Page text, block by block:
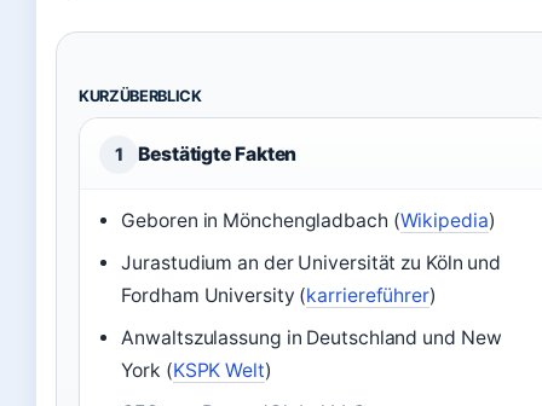
KURZÜBERBLICK
1 Bestätigte Fakten
Geboren in Mönchengladbach (Wikipedia)
Jurastudium an der Universität zu Köln und
Fordham University (karriereführer)
Anwaltszulassung in Deutschland und New
York (KSPK Welt)